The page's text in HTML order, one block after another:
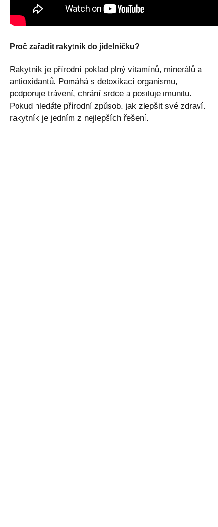
Proč zařadit rakytník do jídelníčku?
Rakytník je přírodní poklad plný vitamínů, minerálů a
antioxidantů. Pomáhá s detoxikací organismu,
podporuje trávení, chrání srdce a posiluje imunitu.
Pokud hledáte přírodní způsob, jak zlepšit své zdraví,
rakytník je jedním z nejlepších řešení.